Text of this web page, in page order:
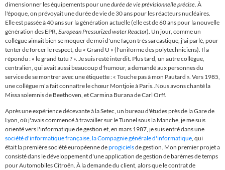
dimensionner les équipements pour unedurée de vie prévisionnelle précise. À
l'époque, on prévoyait une durée de vie de 30 ans pour les réacteurs nucléaires.
Elle est passée à 40 ans sur la génération actuelle (elle est de 60 ans pour la nouvelle
génération des EPR, European Pressurized water Reactor). Un jour, comme un
collègue aimait bien se moquer de moi d'une façon très sarcastique, j'ai parlé, pour
tenter de forcer le respect, du « Grand U » (l'uniforme des polytechniciens). Il a
répondu : « le grand tutu ? ». Je suis resté interdit. Plus tard, un autre collègue,
centralien, qui avait aussi beaucoup d'humour, a demandé aux personnes du
service de se montrer avec une étiquette : « Touche pas à mon Pautard ». Vers 1985,
une collègue m'a fait connaître le chœur Montjoie à Paris..Nous avons chanté la
Missa solemnis de Beethoven, et Carmina Burana de Carl Orff.
Après une expérience décevante à la Setec, un bureau d'études près de la Gare de
Lyon, où j'avais commencé à travailler sur le Tunnel sous la Manche, je me suis
orienté vers l'informatique de gestion et, en mars 1987, je suis entré dans une
société d'informatique française, la Compagnie générale d'informatique, qui
était la première société européenne deprogicielsde gestion. Mon premier projet a
consisté dans le développement d'une application de gestion de barèmes de temps
pour Automobiles Citroën. À la demande du client, alors que le contrat de